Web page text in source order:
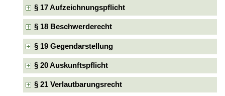
§ 17 Aufzeichnungspflicht
§ 18 Beschwerderecht
§ 19 Gegendarstellung
§ 20 Auskunftspflicht
§ 21 Verlautbarungsrecht